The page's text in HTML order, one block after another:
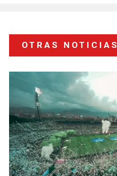
OTRAS NOTICIAS